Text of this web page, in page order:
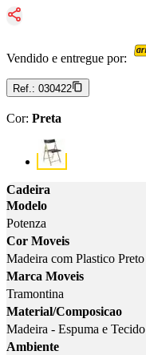
Vendido e entregue por:
Ref.: 030422
Cor: Preta
Cor: Preta
Cadeira
Modelo
Potenza
Cor Moveis
Madeira com Plastico Preto
Marca Moveis
Tramontina
Material/Composicao
Madeira - Espuma e Tecido
Ambiente